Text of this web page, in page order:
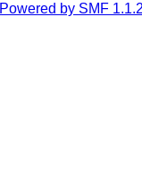
Powered by SMF